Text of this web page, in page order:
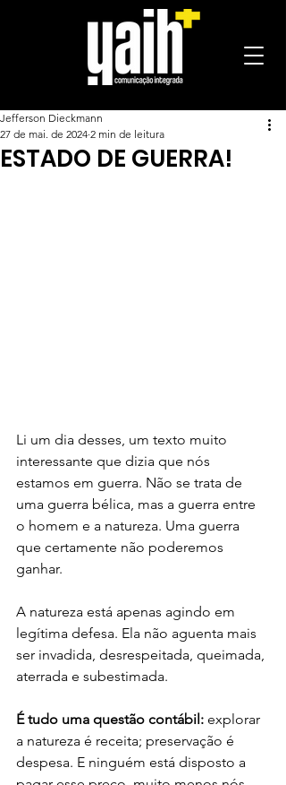
ESTADO DE GUERRA!
Jefferson Dieckmann
27 de mai. de 2024 2 min de leitura
Li um dia desses, um texto muito
interessante que dizia que nós
estamos em guerra. Não se trata de
uma guerra bélica, mas a guerra entre
o homem e a natureza. Uma guerra
que certamente não poderemos
ganhar.
A natureza está apenas agindo em
legítima defesa. Ela não aguenta mais
ser invadida, desrespeitada, queimada,
aterrada e subestimada.
É tudo uma questão contábil: explorar
a natureza é receita; preservação é
despesa. E ninguém está disposto a